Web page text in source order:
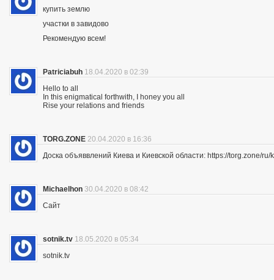
купить землю
участки в завидово
Рекомендую всем!
Patriciabuh 18.04.2020 в 02:39
Hello to all
In this enigmatical forthwith, I honey you all
Rise your relations and friends
TORG.ZONE 20.04.2020 в 16:36
Доска объяввлений Киева и Киевской области: https://torg.zone/ru/
Michaelhon 30.04.2020 в 08:42
Сайт
sotnik.tv 18.05.2020 в 05:34
sotnik.tv